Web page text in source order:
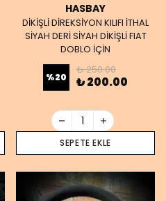
HASBAY
DİKİŞLİ DİREKSİYON KILIFI İTHAL
SİYAH DERİ SİYAH DİKİŞLİ FIAT
DOBLO İÇİN
%20
₺ 250.00
₺ 200.00
SEPETE EKLE